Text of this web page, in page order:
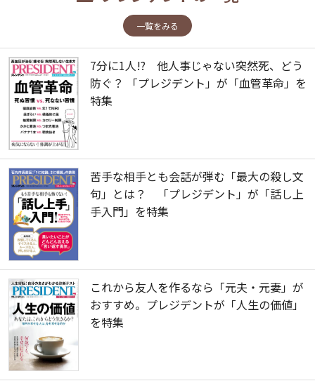
一覧をみる
7分に1人!? 他人事じゃない突然死、どう
防ぐ？ 「プレジデント」が「血管革命」を
特集
苦手な相手とも会話が弾む「最大の殺し文
句」とは？ 「プレジデント」が「話し上
手入門」を特集
これから友人を作るなら「元夫・元妻」が
おすすめ。プレジデントが「人生の価値」
を特集